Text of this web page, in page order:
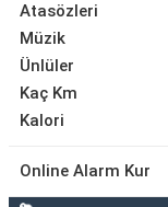
Atasözleri
Müzik
Ünlüler
Kaç Km
Kalori
Online Alarm Kur